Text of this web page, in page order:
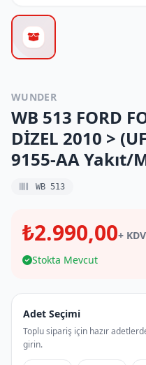
WUNDER
WB 513 FORD
DİZEL 2010 >
9155-AA Yakıt/
WB 513
₺2.990,00+ KDV
Stokta Mevcut
Adet Seçimi
Toplu sipariş için hazır
girin.